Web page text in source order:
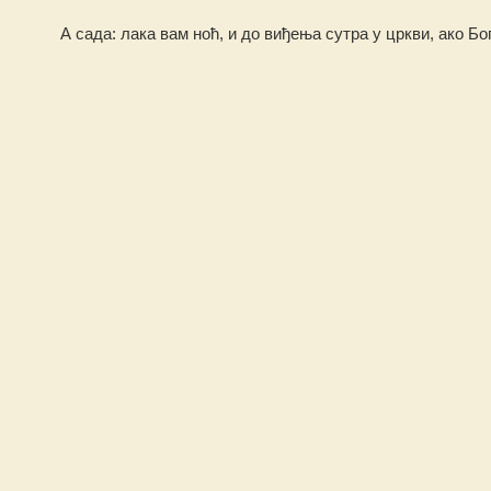
А сада: лака вам ноћ, и до виђења сутра у цркви, ако